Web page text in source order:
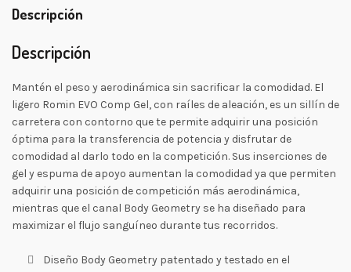
Descripción
Descripción
Mantén el peso y aerodinámica sin sacrificar la comodidad. El
ligero Romin EVO Comp Gel, con raíles de aleación, es un sillín de
carretera con contorno que te permite adquirir una posición
óptima para la transferencia de potencia y disfrutar de
comodidad al darlo todo en la competición. Sus inserciones de
gel y espuma de apoyo aumentan la comodidad ya que permiten
adquirir una posición de competición más aerodinámica,
mientras que el canal Body Geometry se ha diseñado para
maximizar el flujo sanguíneo durante tus recorridos.
Diseño Body Geometry patentado y testado en el